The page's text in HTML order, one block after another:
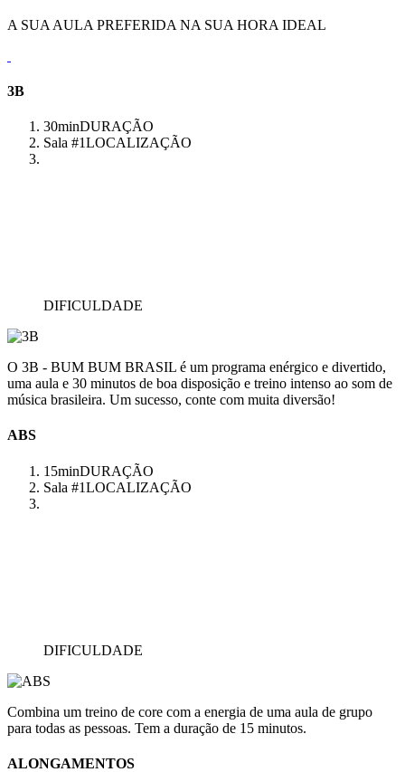
A SUA AULA PREFERIDA NA SUA HORA IDEAL
3B
30minDURAÇÃO
Sala #1LOCALIZAÇÃO
DIFICULDADE
O 3B - BUM BUM BRASIL é um programa enérgico e divertido,
uma aula e 30 minutos de boa disposição e treino intenso ao som de
música brasileira. Um sucesso, conte com muita diversão!
ABS
15minDURAÇÃO
Sala #1LOCALIZAÇÃO
DIFICULDADE
Combina um treino de core com a energia de uma aula de grupo
para todas as pessoas. Tem a duração de 15 minutos.
ALONGAMENTOS